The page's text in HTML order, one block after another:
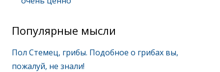
Популярные мысли
Пол Стемец, грибы. Подобное о грибах вы,
пожалуй, не знали!